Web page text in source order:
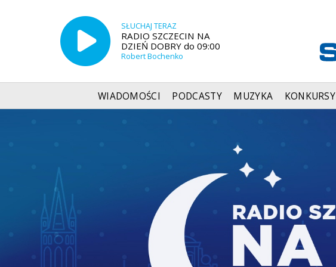
SŁUCHAJ TERAZ
RADIO SZCZECIN NA
DZIEŃ DOBRY do 09:00
Robert Bochenko
WIADOMOŚCI PODCASTY MUZYKA KONKURSY